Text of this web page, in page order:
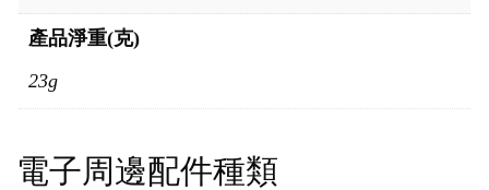
產品淨重(克)
23g
電子周邊配件種類